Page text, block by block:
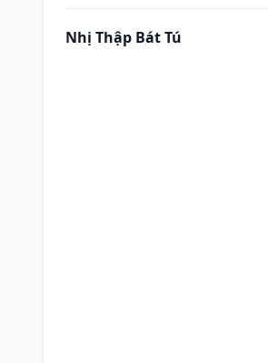
Nhị Thập Bát Tú